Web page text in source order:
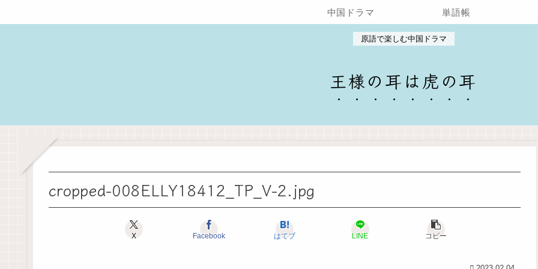
原語で楽しむ中国ドラマ
王様の耳は虎の耳
中国ドラマ 単語帳
cropped-008ELLY18412_TP_V-2.jpg
X Facebook はてブ LINE コピー